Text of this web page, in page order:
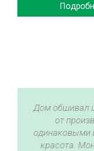
Дом обшивал
от
одинаковыми
красота.